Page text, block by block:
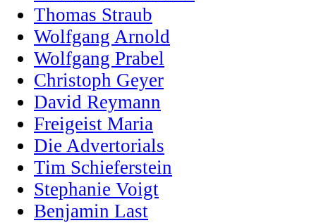
Thomas Straub
Wolfgang Arnold
Wolfgang Prabel
Christoph Geyer
David Reymann
Freigeist Maria
Die Advertorials
Tim Schieferstein
Stephanie Voigt
Benjamin Last